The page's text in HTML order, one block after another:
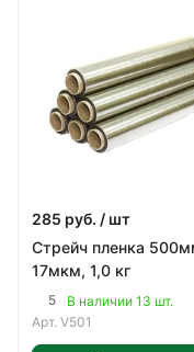
285 руб. / шт
Стрейч пленка 500мм
17мкм, 1,0 кг
5
В наличии 13 шт.
Арт. V501